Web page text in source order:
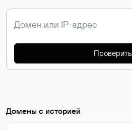
Проверить
Домены с историей